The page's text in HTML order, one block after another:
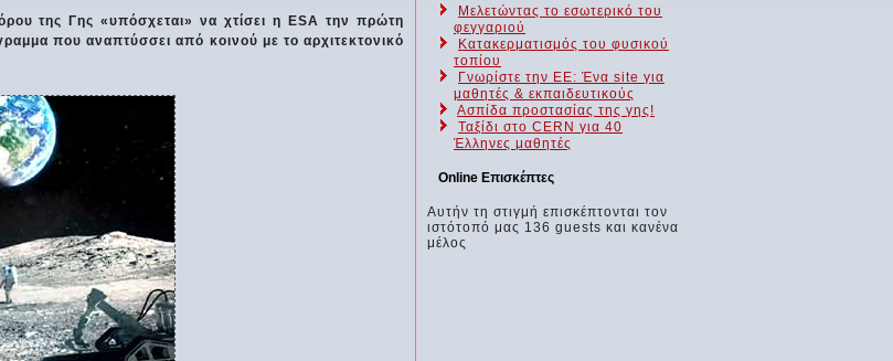
της Γης «υπόσχεται» να χτίσει η ESA την πρώτη
που αναπτύσσει από κοινού με το αρχιτεκτονικό
Μελετώντας το εσωτερικό του
φεγγαριού
Κατακερματισμός του φυσικού
τοπίου
Γνωρίστε την ΕΕ: Ένα site για
μαθητές & εκπαιδευτικούς
Ασπίδα προστασίας της γης!
Ταξίδι στο CERN για 40
Έλληνες μαθητές
Online Επισκέπτες
Αυτήν τη στιγμή επισκέπτονται τον
ιστότοπό μας 136 guests και κανένα
μέλος